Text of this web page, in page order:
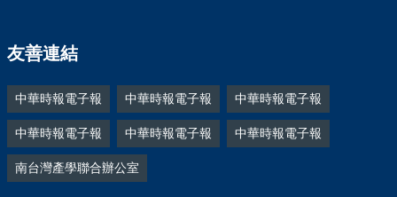
友善連結
中華時報電子報 中華時報電子報 中華時報電子報
中華時報電子報 中華時報電子報 中華時報電子報
南台灣產學聯合辦公室